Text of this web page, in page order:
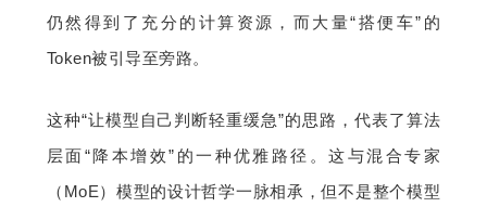
仍然得到了充分的计算资源，而大量“搭便车”的
Token被引导至旁路。
这种“让模型自己判断轻重缓急”的思路，代表了算法
层面“降本增效”的一种优雅路径。这与混合专家
（MoE）模型的设计哲学一脉相承，但不是整个模型